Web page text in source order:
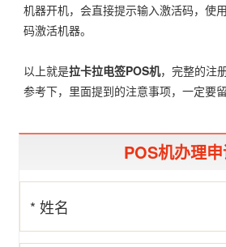
机器开机，会直接提示输入激活码，使
码激活机器。
以上就是拉卡拉电签POS机，完整的注
参考下，里面提到的注意事项，一定要留
POS机办理
* 姓名